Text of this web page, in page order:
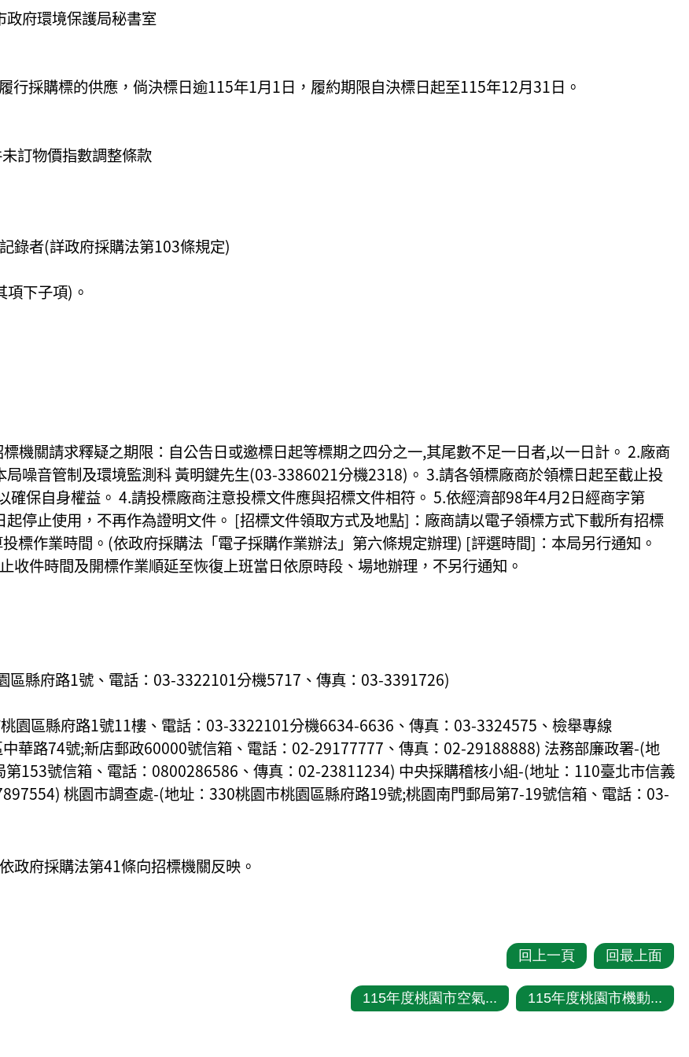
府環境保護局秘書室
行採購標的供應，倘決標日逾115年1月1日，履約期限自決標日起至115年12月31日。
訂物價指數調整條款
錄者(詳政府採購法第103條規定)
下子項)。
機關請求釋疑之期限：自公告日或邀標日起等標期之四分之一,其尾數不足一日者,以一日計。 2.廠商
噪音管制及環境監測科 黃明鍵先生(03-3386021分機2318)。 3.請各領標廠商於領標日起至截止投
保自身權益。 4.請投標廠商注意投標文件應與招標文件相符。 5.依經濟部98年4月2日經商字第
停止使用，不再作為證明文件。 [招標文件領取方式及地點]：廠商請以電子領標方式下載所有招標
標作業時間。(依政府採購法「電子採購作業辦法」第六條規定辦理) [評選時間]：本局另行通知。
件時間及開標作業順延至恢復上班當日依原時段、場地辦理，不另行通知。
縣府路1號、電話：03-3322101分機5717、傳真：03-3391726)
園區縣府路1號11樓、電話：03-3322101分機6634-6636、傳真：03-3324575、檢舉專線
華路74號;新店郵政60000號信箱、電話：02-29177777、傳真：02-29188888) 法務部廉政署-(地
153號信箱、電話：0800286586、傳真：02-23811234) 中央採購稽核小組-(地址：110臺北市信義
桃園市調查處-(地址：330桃園市桃園區縣府路19號;桃園南門郵局第7-19號信箱、電話：03-
政府採購法第41條向招標機關反映。
回上一頁 回最上面
115年度桃園市空氣... 115年度桃園市機動...